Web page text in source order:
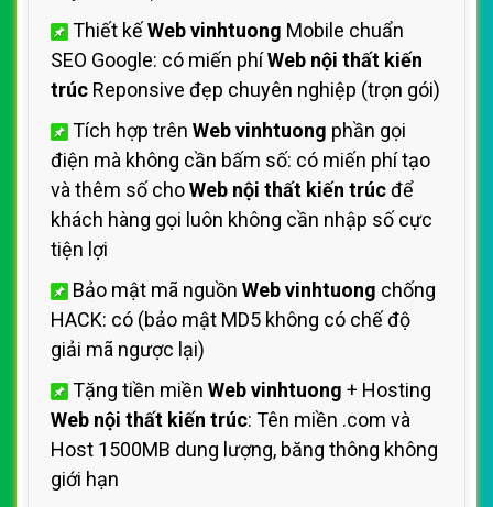
Thiết kếWeb vinhtuong Mobile chuẩn
SEO Google: có miến phíWeb nội thất kiến
trúc Reponsive đẹp chuyên nghiệp (trọn gói)
Tích hợp trên Web vinhtuong phần gọi
điện mà không cần bấm số: có miến phí tạo
và thêm số choWeb nội thất kiến trúcđể
khách hàng gọi luôn không cần nhập số cực
tiện lợi
Bảo mật mã nguồn Web vinhtuong chống
HACK: có (bảo mật MD5 không có chế độ
giải mã ngược lại)
Tặng tiền miền Web vinhtuong + Hosting
Web nội thất kiến trúc: Tên miền .com và
Host 1500MB dung lượng, băng thông không
giới hạn